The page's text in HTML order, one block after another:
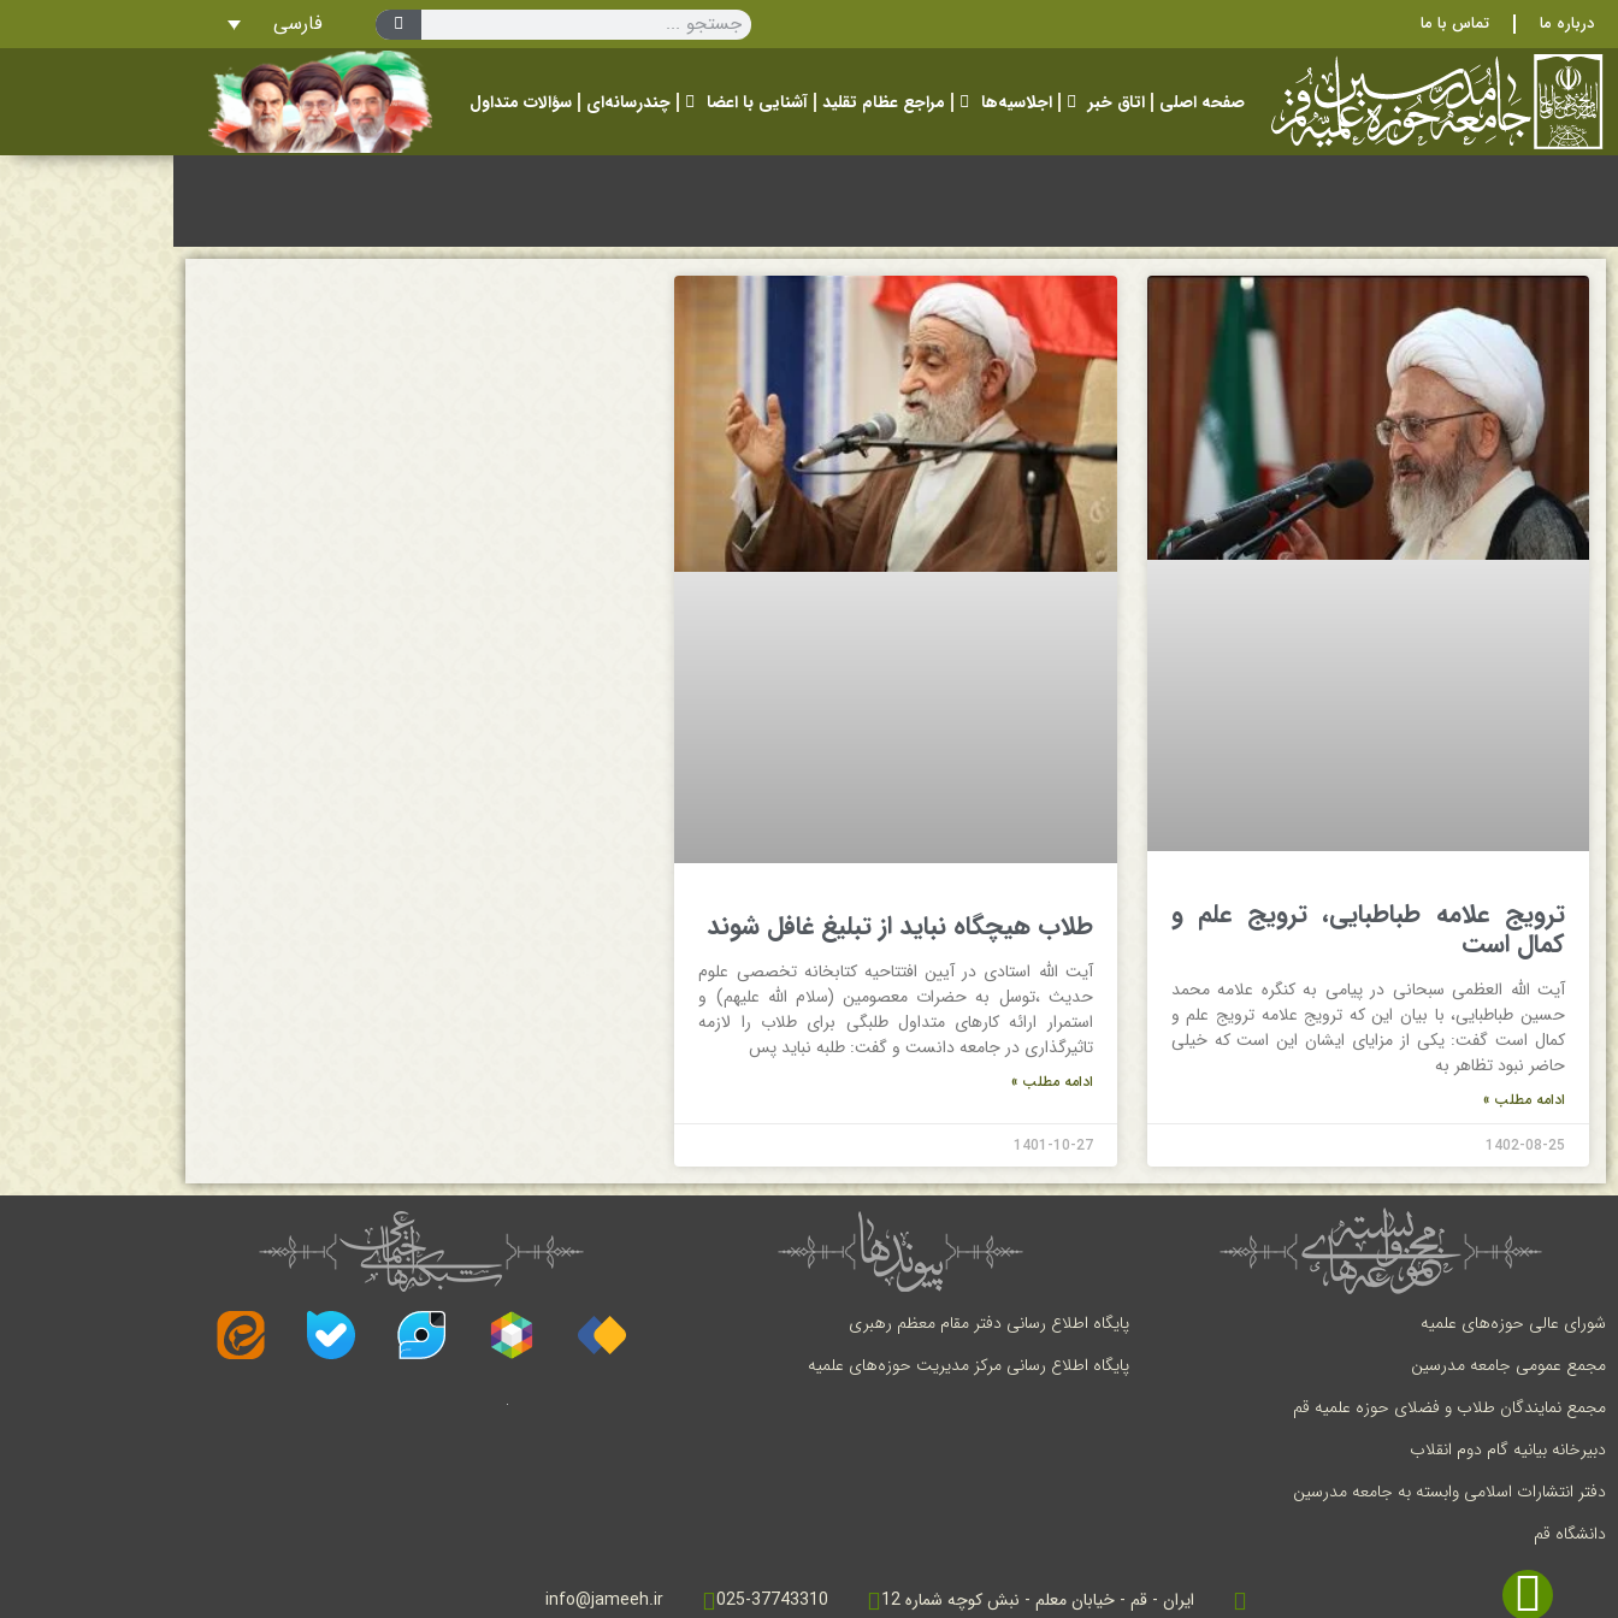
درباره ما تماس با ما فارسی
صفحه اصلی اتاق خبر اجلاسیه‌ها مراجع عظام تقلید آشنایی با اعضا چندرسانه‌ای سؤالات متداول
ترویج علامه طباطبایی، ترویج علم و
کمال است
آیت الله العظمی سبحانی در پیامی به کنگره علامه محمد
حسین طباطبایی، با بیان این که ترویج علامه ترویج علم و
کمال است گفت: یکی از مزایای ایشان این است که خیلی
حاضر نبود تظاهر به
ادامه مطلب »
1402-08-25
طلاب هیچگاه نباید از تبلیغ غافل شوند
آیت الله استادی در آیین افتتاحیه کتابخانه تخصصی علوم
حدیث ،توسل به حضرات معصومین (سلام الله علیهم) و
استمرار ارائه کارهای متداول طلبگی برای طلاب را لازمه
تاثیرگذاری در جامعه دانست و گفت: طلبه نباید پس
ادامه مطلب »
1401-10-27
شورای عالی حوزه‌های علمیه
مجمع عمومی جامعه مدرسین
مجمع نمایندگان طلاب و فضلای حوزه علمیه قم
دبیرخانه بیانیه گام دوم انقلاب
دفتر انتشارات اسلامی وابسته به جامعه مدرسین
دانشگاه قم
پایگاه اطلاع رسانی دفتر مقام معظم رهبری
پایگاه اطلاع رسانی مرکز مدیریت حوزه‌های علمیه
ایران - قم - خیابان معلم - نبش کوچه شماره 12 025-37743310
info@jameeh.ir